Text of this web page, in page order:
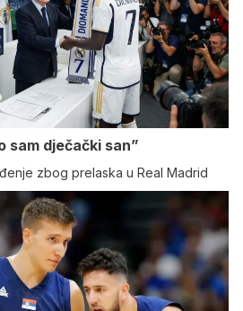
sam dječački san”
zbog prelaska u Real Madrid